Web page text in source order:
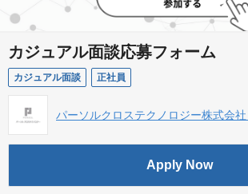
カジュアル面談応募フォーム
カジュアル面談 正社員
パーソルクロステクノロジー株式会
Apply Now